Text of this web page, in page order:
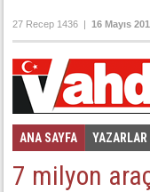
27 Recep 1436 | 16 Mayıs
ANA SAYFA YAZARLAR
Foto Galeri
7 milyon